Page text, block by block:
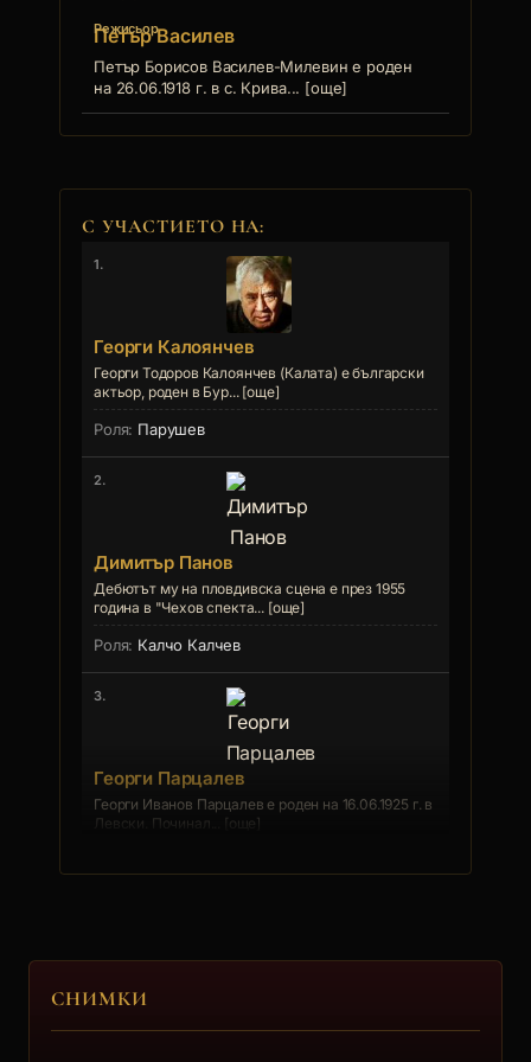
Режисьор
Петър Василев
Петър Борисов Василев-Милевин е роден
на 26.06.1918 г. в с. Крива... [още]
С УЧАСТИЕТО НА:
1.
Георги Калоянчев
Георги Тодоров Калоянчев (Калата) е български
актьор, роден в Бур... [още]
Парушев
2.
Димитър Панов
Дебютът му на пловдивска сцена е през 1955
година в "Чехов спекта... [още]
Калчо Калчев
3.
Георги Парцалев
Георги Иванов Парцалев е роден на 16.06.1925 г. в
Левски. Починал... [още]
Цвятко Николов
СНИМКИ